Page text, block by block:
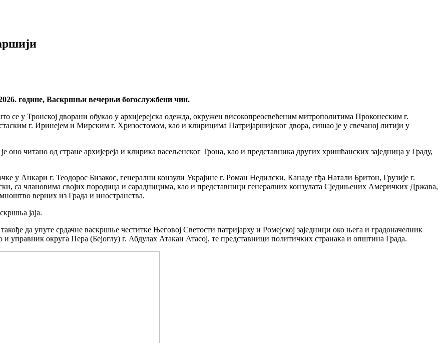
године, Васкршњи вечерњи богослужбени чин.
се у Тронској дворани обукао у архијерејска одежда, окружен високопреосвећеним митрополитима Проконеским г.
г. Иринејем и Мирским г. Хризостомом, као и клирицима Патријаршијског двора, сишао је у свечаној литији у
оно читано од стране архијереја и клирика васељенског Трона, као и представника других хришћанских заједница у Граду,
у Анкари г. Теодорос Бизакос, генерални конзули Украјине г. Роман Недилски, Канаде гђа Натали Бритон, Грузије г.
са члановима својих породица и сарадницима, као и представници генералних конзулата Сједињених Америчких Држава,
верних из Града и иностранства.
јаја.
да упуте срдачне васкршње честитке Његовој Светости патријарху и Ромејској заједници око њега и градоначелник
округа Пера (Бејоглу) г. Абдулах Атакан Атасој, те представници политичких странака и општина Града.